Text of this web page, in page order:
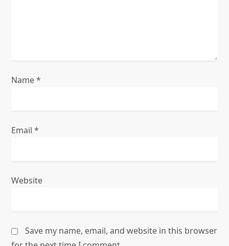
Name*
Email*
Website
Save my name, email, and website in this browser